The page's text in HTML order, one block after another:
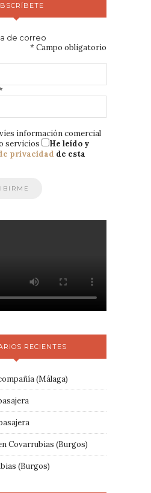
de correo
* Campo obligatorio
información comercial
servicios
He leído y
privacidad de esta
RECIENTES
(Málaga)
Covarrubias (Burgos)
(Burgos)